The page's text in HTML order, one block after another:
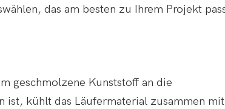
das am besten zu Ihrem Projekt
geschmolzene Kunststoff an die
ist, kühlt das Läufermaterial zusammen mit